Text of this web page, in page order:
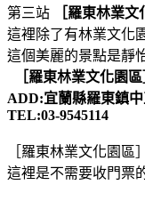
第三站
［羅東林業
這裡除了有林業文化
這個美麗的景點是靜
［羅東林業文化園區
ADD:宜蘭縣羅東鎮
TEL:03-9545114
［羅東林業文化園區
這裡是不需要收門票